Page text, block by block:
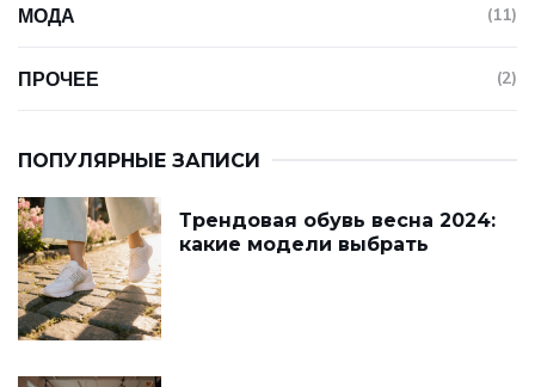
МОДА (11)
ПРОЧЕЕ (2)
ПОПУЛЯРНЫЕ ЗАПИСИ
Трендовая обувь весна 2024:
какие модели выбрать